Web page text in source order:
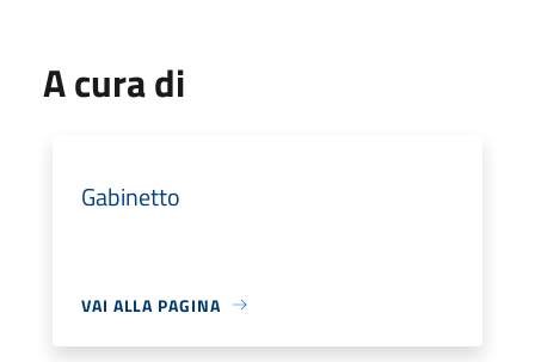
A cura di
Gabinetto
VAI ALLA PAGINA